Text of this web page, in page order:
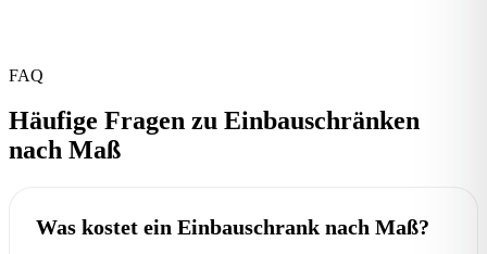
FAQ
Häufige Fragen zu Einbauschränken
nach Maß
Was kostet ein Einbauschrank nach Maß?